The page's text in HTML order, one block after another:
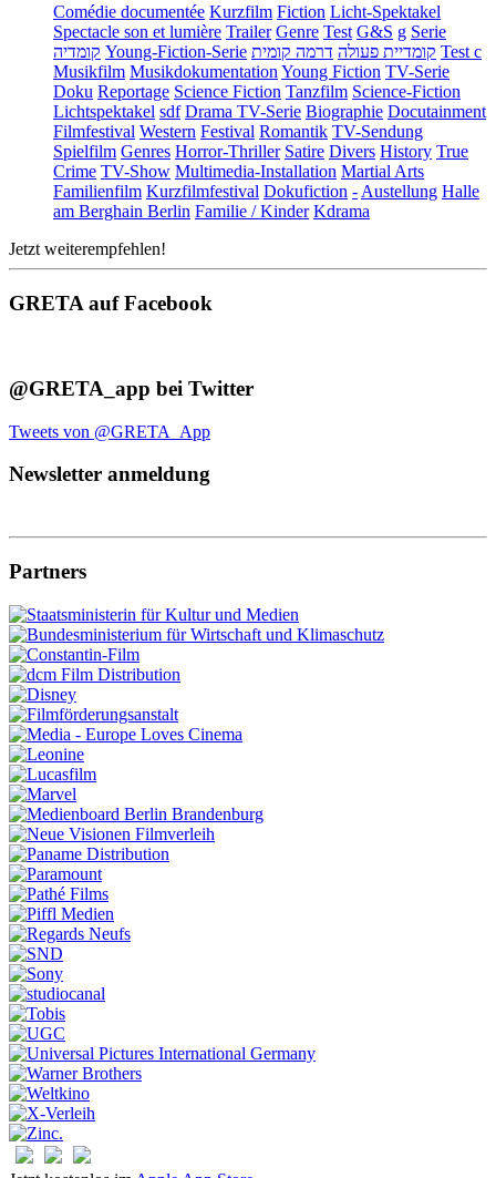
Comédie documentée Kurzfilm Fiction Licht-Spektakel
Spectacle son et lumière Trailer Genre Test G&S g Serie
קומדיה Young-Fiction-Serie קומדיית פעולה דרמה קומית
Test c
Musikfilm Musikdokumentation Young Fiction TV-Serie
Doku Reportage Science Fiction Tanzfilm Science-Fiction
Lichtspektakel sdf Drama TV-Serie Biographie Docutainment
Filmfestival Western Festival Romantik TV-Sendung
Spielfilm Genres Horror-Thriller Satire Divers History True
Crime TV-Show Multimedia-Installation Martial Arts
Familienfilm Kurzfilmfestival Dokufiction - Austellung Halle
am Berghain Berlin Familie / Kinder Kdrama
Jetzt weiterempfehlen!
GRETA auf Facebook
@GRETA_app bei Twitter
Tweets von @GRETA_App
Newsletter anmeldung
Partners